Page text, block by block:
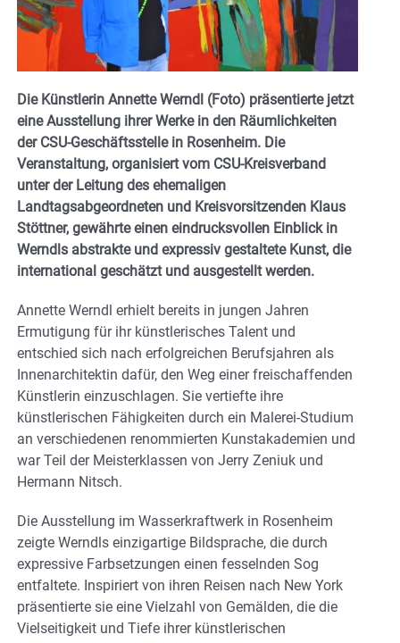
Die Künstlerin Annette Werndl (Foto) präsentierte jetzt
eine Ausstellung ihrer Werke in den Räumlichkeiten
der CSU-Geschäftsstelle in Rosenheim. Die
Veranstaltung, organisiert vom CSU-Kreisverband
unter der Leitung des ehemaligen
Landtagsabgeordneten und Kreisvorsitzenden Klaus
Stöttner, gewährte einen eindrucksvollen Einblick in
Werndls abstrakte und expressiv gestaltete Kunst, die
international geschätzt und ausgestellt werden.
Annette Werndl erhielt bereits in jungen Jahren
Ermutigung für ihr künstlerisches Talent und
entschied sich nach erfolgreichen Berufsjahren als
Innenarchitektin dafür, den Weg einer freischaffenden
Künstlerin einzuschlagen. Sie vertiefte ihre
künstlerischen Fähigkeiten durch ein Malerei-Studium
an verschiedenen renommierten Kunstakademien und
war Teil der Meisterklassen von Jerry Zeniuk und
Hermann Nitsch.
Die Ausstellung im Wasserkraftwerk in Rosenheim
zeigte Werndls einzigartige Bildsprache, die durch
expressive Farbsetzungen einen fesselnden Sog
entfaltete. Inspiriert von ihren Reisen nach New York
präsentierte sie eine Vielzahl von Gemälden, die die
Vielseitigkeit und Tiefe ihrer künstlerischen